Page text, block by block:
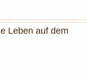
Leben auf dem